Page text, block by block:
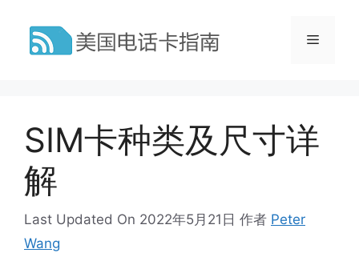
菜
SIM卡种类及尺寸详
解
Last Updated On 2022年5月21日 作者 Peter
Wang